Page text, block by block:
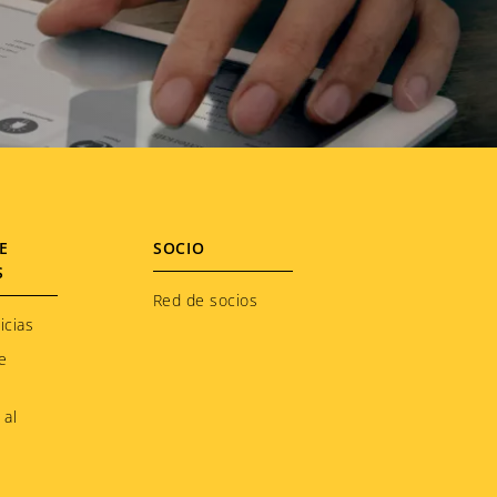
SOCIO
Red de socios